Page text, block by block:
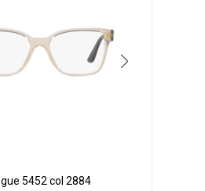
5452 col 2884